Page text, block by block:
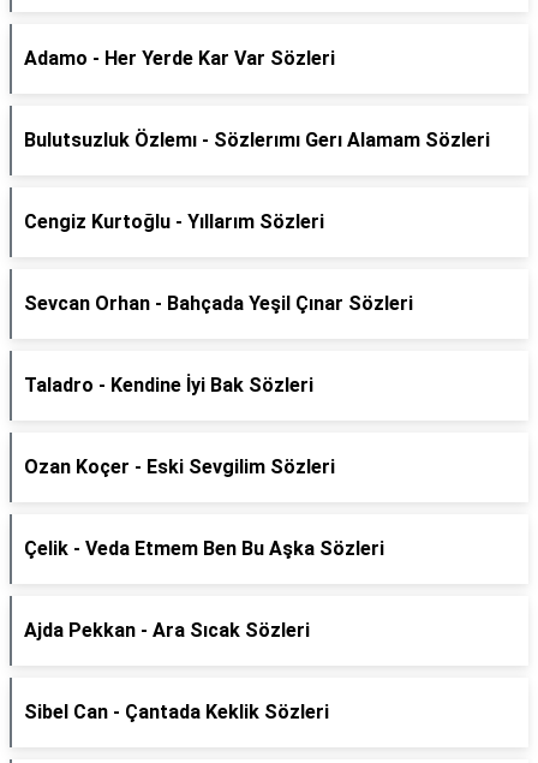
Adamo - Her Yerde Kar Var Sözleri
Bulutsuzluk Özlemı - Sözlerımı Gerı Alamam Sözleri
Cengiz Kurtoğlu - Yıllarım Sözleri
Sevcan Orhan - Bahçada Yeşil Çınar Sözleri
Taladro - Kendine İyi Bak Sözleri
Ozan Koçer - Eski Sevgilim Sözleri
Çelik - Veda Etmem Ben Bu Aşka Sözleri
Ajda Pekkan - Ara Sıcak Sözleri
Sibel Can - Çantada Keklik Sözleri